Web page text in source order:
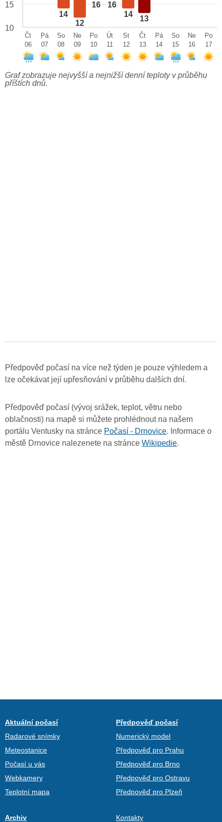
14
12
16 16
14
13
15
10
Čt
06
Pá
07
So
08
Ne
09
Po
10
Út
11
St
12
Čt
13
Pá
14
So
15
Ne
16
Po
17
Graf zobrazuje nejvyšší a nejnižší denní teploty v průběhu
příštích dnů.
Předpověď počasí na více než týden je pouze výhledem a
lze očekávat její upřesňování v průběhu dalších dní.
Předpověď počasí (vývoj srážek, teplot, větru nebo
oblačnosti) na mapě si můžete prohlédnout na našem
portálu Ventusky na stránce Počasí - Drnovice. Informace o
městě Drnovice nalezenete na stránce Wikipedie.
Aktuální počasí
Radarové snímky
Meteostanice
Počasí u vás
Webkamery
Teplotní mapa
Předpověď počasí
Numerický model
Předpověď pro Prahu
Předpověď pro Brno
Předpověď pro Ostravu
Předpověď pro Plzeň
Archiv Kontakty